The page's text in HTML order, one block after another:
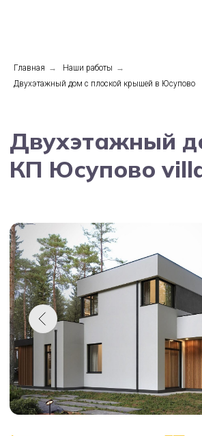
Главная → Наши работы →
Двухэтажный дом с плоской крышей в Юсупово
GRAND FLAT отражает умение ФЛЭТХАУС
работать с масштабными планировками и
Площадь 320 м² Размер: 19,8 х 14,2
Срок строительства:
7 месяцев
Дом сдается